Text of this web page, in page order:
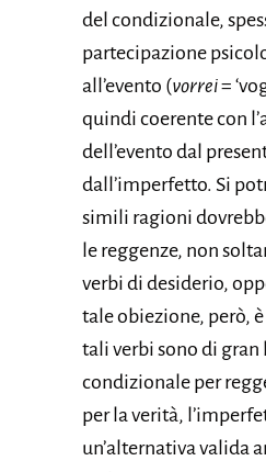
del condizionale,
partecipazione
all’evento (vorrei=
quindi coerente con
dell’evento dal
dall’imperfetto. Si
simili ragioni
le reggenze, non
verbi di desiderio,
tale obiezione, però,
tali verbi sono di gran
condizionale per
per la verità,
un’alternativa valida